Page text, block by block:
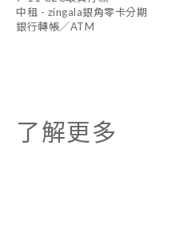
中租 - zingala銀角零卡分期
銀行轉帳／ATM
了解更多